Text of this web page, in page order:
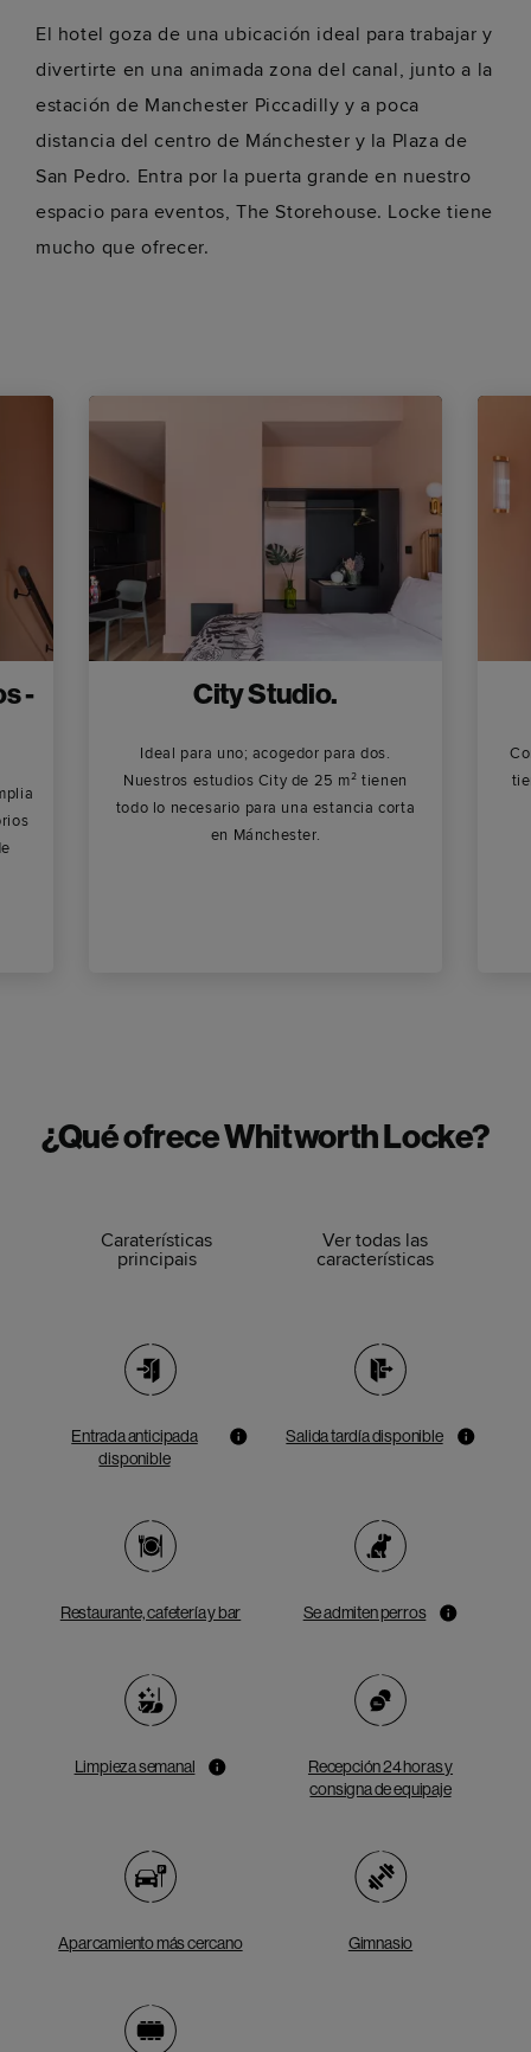
El hotel goza de una ubicación ideal para trabajar y
divertirte en una animada zona del canal, junto a la
estación de Manchester Piccadilly y a poca
distancia del centro de Mánchester y la Plaza de
San Pedro. Entra por la puerta grande en nuestro
espacio para eventos, The Storehouse. Locke tiene
mucho que ofrecer.
- City Studio.
Ideal para uno; acogedor para dos.
Nuestros estudios City de 25 m² tienen
todo lo necesario para una estancia corta
en Mánchester.
¿Qué ofrece Whitworth Locke?
Caraterísticas
principais
Ver todas las
características
Entrada anticipada
disponible
Salida tardía disponible
Restaurante, cafetería y bar Se admiten perros
Limpieza semanal
Recepción 24 horas y
consigna de equipaje
Aparcamiento más cercano Gimnasio